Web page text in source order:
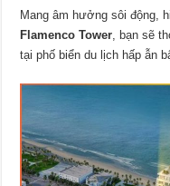
Mang âm hưởng sôi động,
Flamenco Tower, bạn sẽ
tại phố biển du lịch hấp ẫn